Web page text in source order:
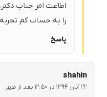
اطاعت امر جناب
را به حساب کم
پاسخ
shahin
۲۲ آبان ۱۳۹۴ در ۱۲:۵۰ بعد از ظهر